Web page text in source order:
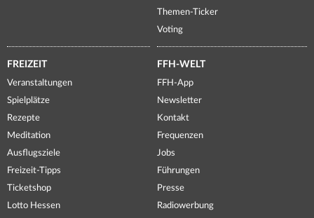
Themen-Ticker
Voting
FREIZEIT
Veranstaltungen
Spielplätze
Rezepte
Meditation
Ausflugsziele
Freizeit-Tipps
Ticketshop
Lotto Hessen
FFH-WELT
FFH-App
Newsletter
Kontakt
Frequenzen
Jobs
Führungen
Presse
Radiowerbung